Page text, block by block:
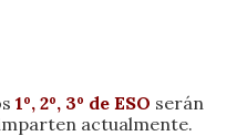
1º, 2º, 3º de ESO serán
actualmente.